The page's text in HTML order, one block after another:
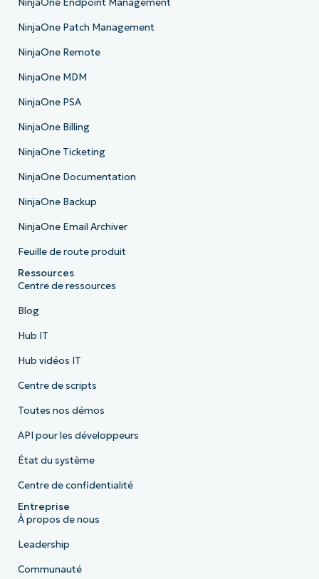
NinjaOne Patch Management
NinjaOne Remote
NinjaOne MDM
NinjaOne PSA
NinjaOne Billing
NinjaOne Ticketing
NinjaOne Documentation
NinjaOne Backup
NinjaOne Email Archiver
Feuille de route produit
Ressources
Centre de ressources
Blog
Hub IT
Hub vidéos IT
Centre de scripts
Toutes nos démos
API pour les développeurs
État du système
Centre de confidentialité
Entreprise
À propos de nous
Leadership
Communauté